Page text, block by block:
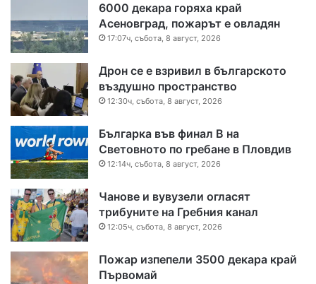
6000 декара горяха край
Асеновград, пожарът е овладян
17:07ч, събота, 8 август, 2026
Дрон се е взривил в българското
въздушно пространство
12:30ч, събота, 8 август, 2026
Българка във финал B на
Световното по гребане в Пловдив
12:14ч, събота, 8 август, 2026
Чанове и вувузели огласят
трибуните на Гребния канал
12:05ч, събота, 8 август, 2026
Пожар изпепели 3500 декара край
Първомай